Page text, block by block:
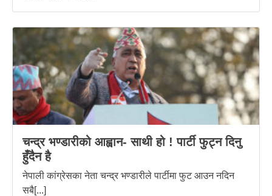
चन्द्र भण्डारीको आह्वान- साथी हो ! पार्टी फुट्न दिनु
हुँदैन है
नेपाली कांग्रेसका नेता चन्द्र भण्डारीले पार्टीमा फुट आउन नदिन
सबै[...]